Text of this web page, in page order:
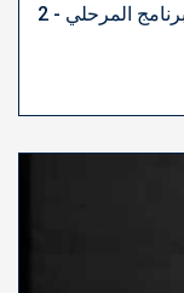
المرحلي - 2